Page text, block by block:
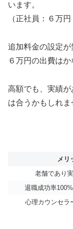
います。
（正社員：６万
追加料金の設定が
６万円の出費は
高額でも、実績
は合うかもしれま
メリ
老舗であり
退職成功率
心理カウンセラ